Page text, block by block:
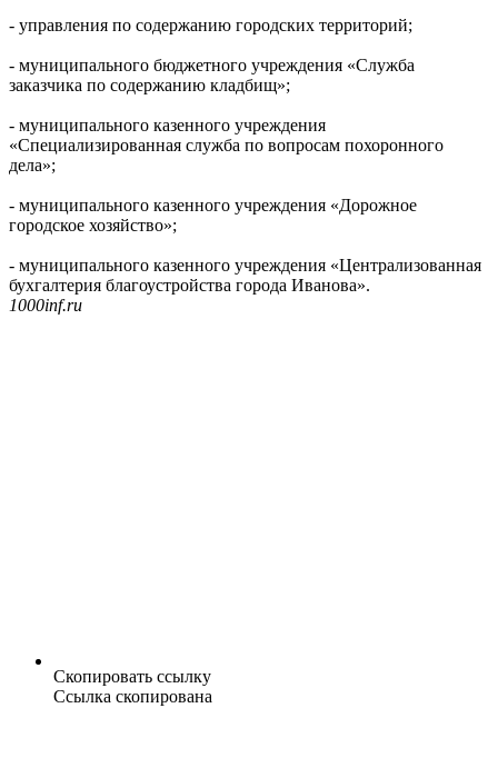
- управления по содержанию городских территорий;
- муниципального бюджетного учреждения «Служба
заказчика по содержанию кладбищ»;
- муниципального казенного учреждения
«Специализированная служба по вопросам похоронного
дела»;
- муниципального казенного учреждения «Дорожное
городское хозяйство»;
- муниципального казенного учреждения «Централизованная
бухгалтерия благоустройства города Иванова».
1000inf.ru
Скопировать ссылку
Ссылка скопирована